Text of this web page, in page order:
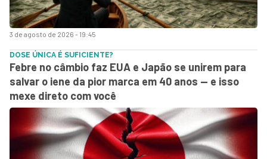
3 de agosto de 2026 - 19:45
DOSE ÚNICA É SUFICIENTE?
Febre no câmbio faz EUA e Japão se unirem para
salvar o iene da pior marca em 40 anos — e isso
mexe direto com você